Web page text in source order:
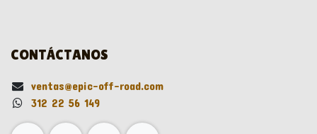
CONTÁCTANOS
ventas@epic-off-road.com
312 22 56 149